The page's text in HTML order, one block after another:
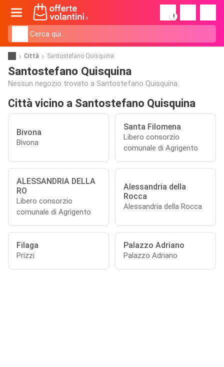
!
Città Santostefano Quisquina
Santostefano Quisquina
Nessun negozio trovato a Santostefano Quisquina.
Città vicino a Santostefano Quisquina
Bivona
Bivona
Santa Filomena
Libero consorzio
comunale di Agrigento
ALESSANDRIA DELLA
RO
Libero consorzio
comunale di Agrigento
Alessandria della
Rocca
Alessandria della Rocca
Filaga
Prizzi
Palazzo Adriano
Palazzo Adriano